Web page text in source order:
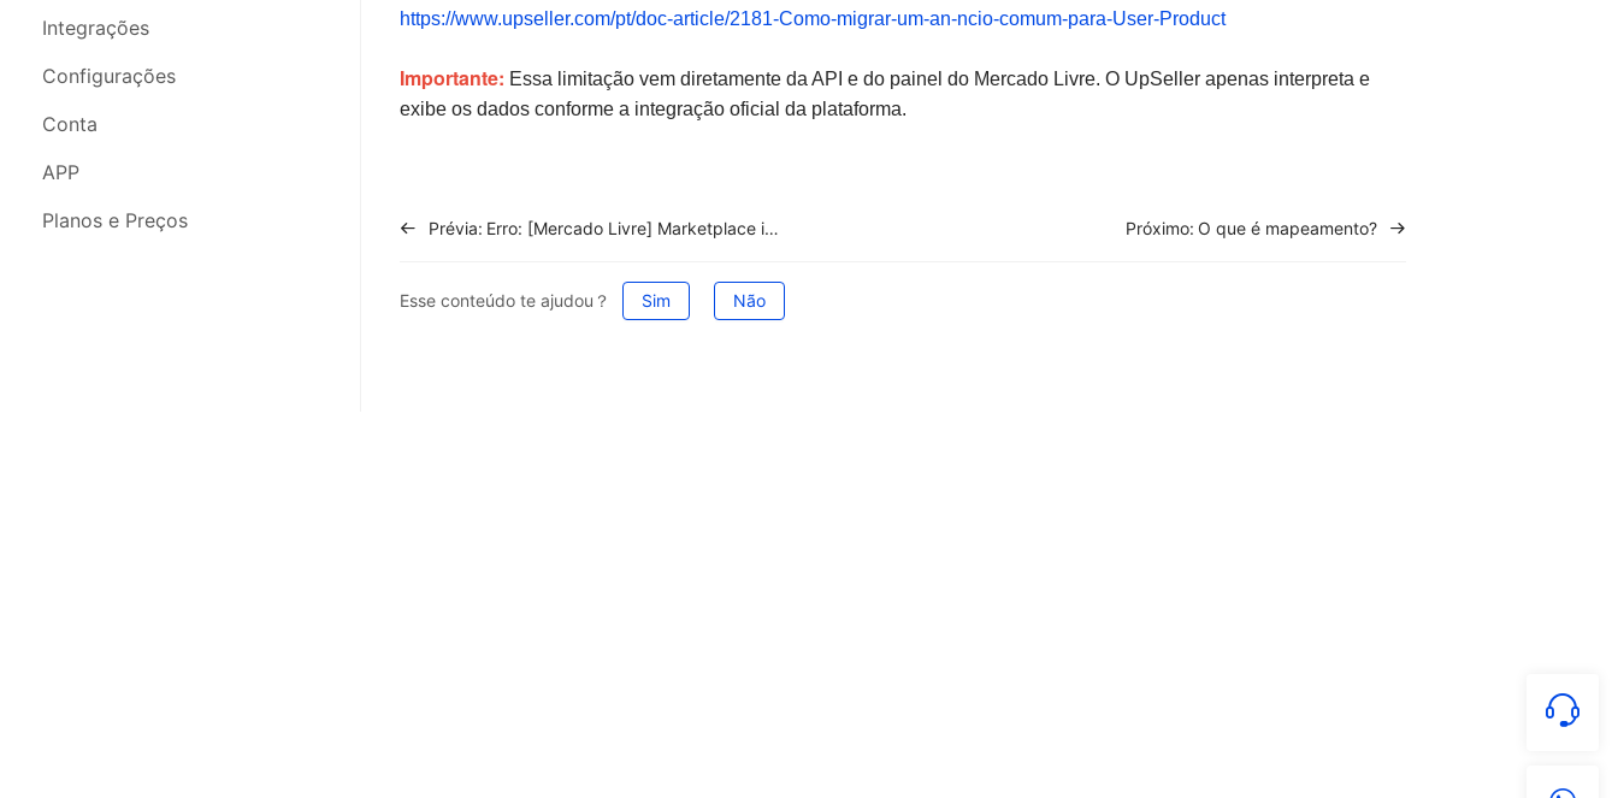
Segurança da Conta
Webinars
Armazém 3PL
Logística 3PL
Configurações
Conta
Integrações
Integrações
Configurações
Conta
APP
Planos e Preços
https://www.upseller.com/pt/doc-article/2181-Como-migrar-um-an-ncio-comum-para-User-Product
Importante: Essa limitação vem diretamente da API e do painel do Mercado Livre. O UpSeller apenas interpreta e
exibe os dados conforme a integração oficial da plataforma.
Prévia: Erro: [Mercado Livre] Marketplace informou que o código de barras do seu anúncio não foi preenchido, o que causou a falha na publicação. Próximo: O que é mapeamento?
Esse conteúdo te ajudou？ Sim Não